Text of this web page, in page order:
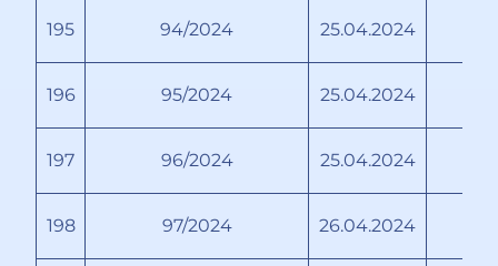
195 94/2024 25.04.2024
196 95/2024 25.04.2024
197 96/2024 25.04.2024
198 97/2024 26.04.2024